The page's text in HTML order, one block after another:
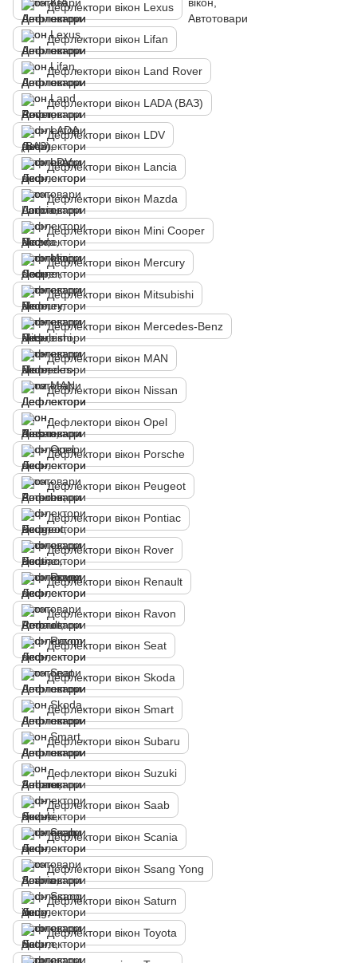
Дефлектори вікон Lexus
Дефлектори вікон Lifan
Дефлектори вікон Land Rover
Дефлектори вікон LADA (ВАЗ)
Дефлектори вікон LDV
Дефлектори вікон Lancia
Дефлектори вікон Mazda
Дефлектори вікон Mini Cooper
Дефлектори вікон Mercury
Дефлектори вікон Mitsubishi
Дефлектори вікон Mercedes-Benz
Дефлектори вікон MAN
Дефлектори вікон Nissan
Дефлектори вікон Opel
Дефлектори вікон Porsche
Дефлектори вікон Peugeot
Дефлектори вікон Pontiac
Дефлектори вікон Rover
Дефлектори вікон Renault
Дефлектори вікон Ravon
Дефлектори вікон Seat
Дефлектори вікон Skoda
Дефлектори вікон Smart
Дефлектори вікон Subaru
Дефлектори вікон Suzuki
Дефлектори вікон Saab
Дефлектори вікон Scania
Дефлектори вікон Ssang Yong
Дефлектори вікон Saturn
Дефлектори вікон Toyota